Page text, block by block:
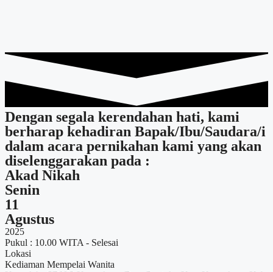
Dengan segala kerendahan hati, kami
berharap kehadiran Bapak/Ibu/Saudara/i
dalam acara pernikahan kami yang akan
diselenggarakan pada :
Akad Nikah
Senin
11
Agustus
2025
Pukul : 10.00 WITA - Selesai
Lokasi
Kediaman Mempelai Wanita